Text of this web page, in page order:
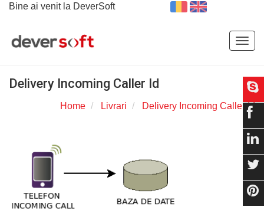
Bine ai venit la DeverSoft
Delivery Incoming Caller Id
Home Livrari Delivery Incoming Caller Id